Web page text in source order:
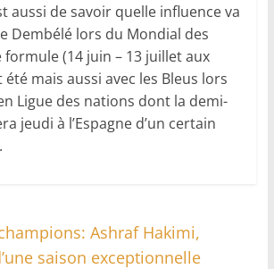
aussi de savoir quelle influence va
Dembélé lors du Mondial des
formule (14 juin – 13 juillet aux
été mais aussi avec les Bleus lors
Ligue des nations dont la demi-
jeudi à l’Espagne d’un certain
Ashraf Hakimi,
saison exceptionnelle